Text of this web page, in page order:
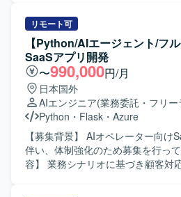
を想定しています。また、
ツールを併用した開発を行います。
盤を整備していただきます。AWS
やBIツールを活用し、要件定義か
まで一貫して担当していただきま
らのデータ移行や、Python・React
プリケーション開発、セキュリテ
装にも関わっていただきます。 【求める人物像】 お客様と
積極的にコミュニケーションを取
握し提案・推進していける方を求
を意識しつつ、チームメンバーと
る方が望ましいです。 【ポジションの魅力】 飲食チェーン
の売上データを活用したマーケテ
リモート可
【Python/AIエージェント/フ
SaaSアプリ開発
〜990,000円/月
日本国外
AIエンジニア(業務委託・フリー
Python ・ Flask ・ Azure
【募集背景】 AIオペレーター向け
伴い、体制強化のため募集を行っておりま
容】 業務シナリオに基づき顧客対